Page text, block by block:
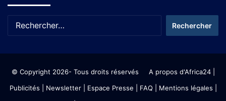
© Copyright 2026- Tous droits réservés A propos d'Africa24|
Publicités
Newsletter| Espace Presse | FAQ | Mentions légales